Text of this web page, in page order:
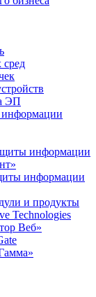
сред
ЭП
информации
информации
и продукты
Technologies
Веб»